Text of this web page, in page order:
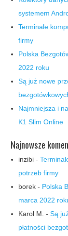
systemem
Terminale
firmy
Polska
2022 roku
Są już nowe
Najmniejsza i
K1 Slim Online
Najnowsze
inzibi -
potrzeb firmy
borek - Polska
marca 2022
Karol M. -Są
płatności